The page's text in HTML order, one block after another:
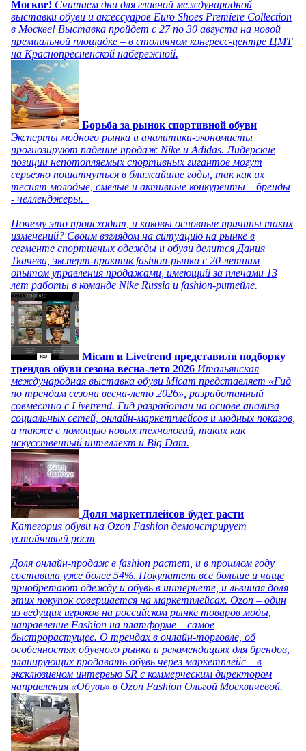
Москве! Считаем дни для главной международной
выставки обуви и аксессуаров Euro Shoes Premiere Collection
в Москве! Выставка пройдет с 27 по 30 августа на новой
премиальной площадке – в столичном конгресс-центре ЦМТ
на Краснопресненской набережной.
Борьба за рынок спортивной обуви
Эксперты модного рынка и аналитики-экономисты
прогнозируют падение продаж Nike и Adidas. Лидерские
позиции непотопляемых спортивных гигантов могут
серьезно пошатнуться в ближайшие годы, так как их
теснят молодые, смелые и активные конкуренты – бренды
- челленджеры.
Почему это происходит, и каковы основные причины таких
изменений? Своим взглядом на ситуацию на рынке в
сегменте спортивных одежды и обуви делится Дания
Ткачева, эксперт-практик fashion-рынка с 20-летним
опытом управления продажами, имеющий за плечами 13
лет работы в команде Nike Russia и fashion-ритейле.
Micam и Livetrend представили подборку
трендов обуви сезона весна-лето 2026 Итальянская
международная выставка обуви Micam представляет «Гид
по трендам сезона весна-лето 2026», разработанный
совместно с Livetrend. Гид разработан на основе анализа
социальных сетей, онлайн-маркетплейсов и модных показов,
а также с помощью новых технологий, таких как
искусственный интеллект и Big Data.
Доля маркетплейсов будет расти
Категория обуви на Ozon Fashion демонстрирует
устойчивый рост
Доля онлайн-продаж в fashion растет, и в прошлом году
составила уже более 54%. Покупатели все больше и чаще
приобретают одежду и обувь в интернете, и львиная доля
этих покупок совершается на маркетплейсах. Ozon – один
из ведущих игроков на российском рынке товаров моды,
направление Fashion на платформе – самое
быстрорастущее. О трендах в онлайн-торговле, об
особенностях обувного рынка и рекомендациях для брендов,
планирующих продавать обувь через маркетплейс – в
эксклюзивном интервью SR с коммерческим директором
направления «Обувь» в Ozon Fashion Ольгой Москвичевой.